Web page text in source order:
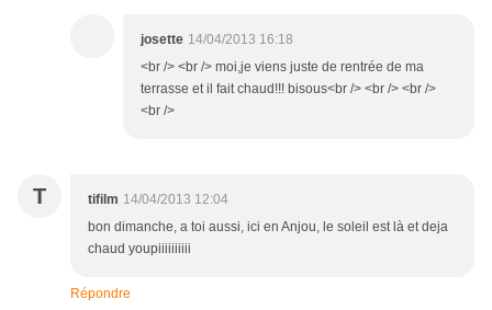
josette 14/04/2013 16:18
<br /> <br /> moi,je viens juste de rentrée de ma
terrasse et il fait chaud!!! bisous<br /> <br /> <br />
<br />
T tifilm 14/04/2013 12:04
bon dimanche, a toi aussi, ici en Anjou, le soleil est là et deja
chaud youpiiiiiiiiii
Répondre